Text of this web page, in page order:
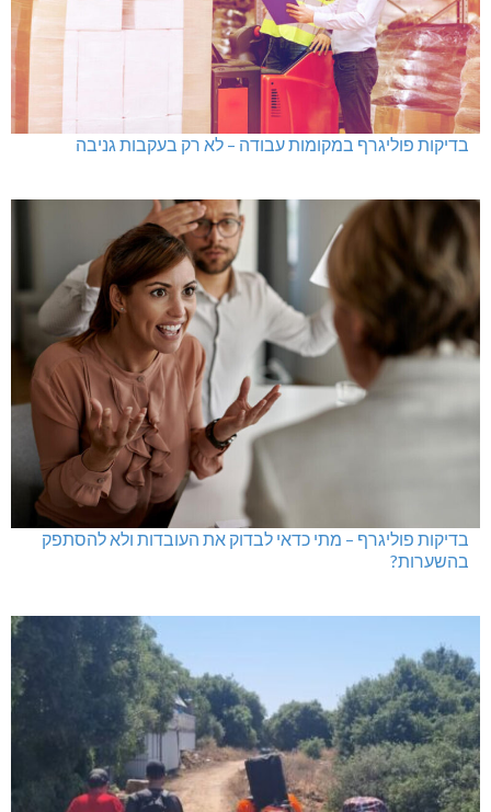
בדיקות פוליגרף במקומות עבודה – לא רק בעקבות גניבה
בדיקות פוליגרף – מתי כדאי לבדוק את העובדות ולא להסתפק
בהשערות?